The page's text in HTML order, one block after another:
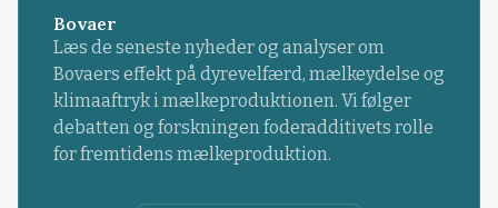
Bovaer
Læs de seneste nyheder og analyser om
Bovaers effekt på dyrevelfærd, mælkeydelse og
klimaaftryk i mælkeproduktionen. Vi følger
debatten og forskningen foderadditivets rolle
for fremtidens mælkeproduktion.